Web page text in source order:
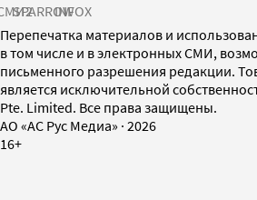
SPARROWINFOX
Перепечатка материалов и
в том числе и в электронных СМИ,
письменного разрешения редакции.
является исключительной
Pte. Limited. Все права защищены.
AO «АС Рус Медиа» · 2026
16+